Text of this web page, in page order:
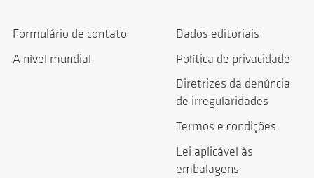
Formulário de contato
A nível mundial
Dados editoriais
Política de privacidade
Diretrizes da denúncia
de irregularidades
Termos e condições
Lei aplicável às
embalagens